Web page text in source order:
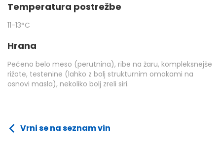
Temperatura postrežbe
11-13°C
Hrana
Pečeno belo meso (perutnina), ribe na žaru, kompleksnejše
rižote, testenine (lahko z bolj strukturnim omakami na
osnovi masla), nekoliko bolj zreli siri.
Vrni se na seznam vin